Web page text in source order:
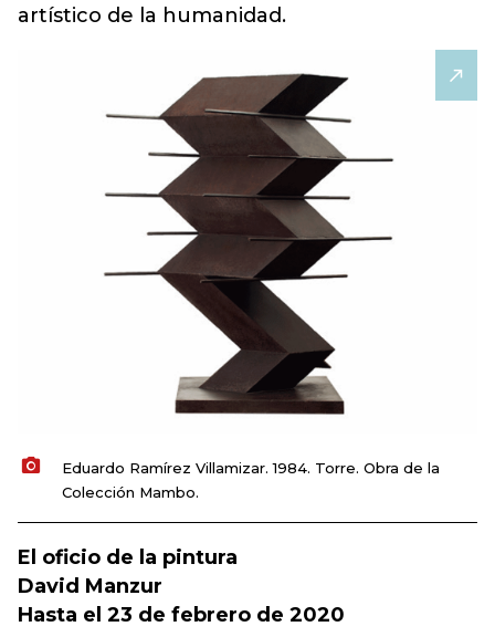
artístico de la humanidad.
Eduardo Ramírez Villamizar. 1984. Torre. Obra de la
Colección Mambo.
El oficio de la pintura
David Manzur
Hasta el 23 de febrero de 2020